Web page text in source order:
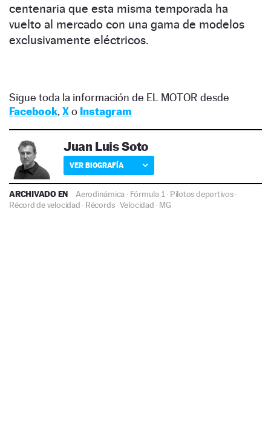
centenaria que esta misma temporada ha
vuelto al mercado con una gama de modelos
exclusivamente eléctricos.
Sigue toda la información de EL MOTOR desde
Facebook, Xo Instagram
Juan Luis Soto
VER BIOGRAFÍA
ARCHIVADO EN Aerodinámica · Fórmula 1 · Pilotos deportivos·
Récord de velocidad · Récords·Velocidad · MG